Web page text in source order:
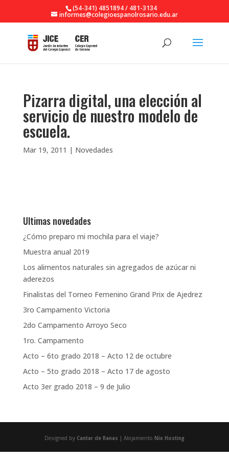
(54-341) 4851894 / 481-3134
informes@colegioespanolrosario.edu.ar
Pizarra digital, una elección al
servicio de nuestro modelo de
escuela.
Mar 19, 2011 | Novedades
Ultimas novedades
¿Cómo preparo mi mochila para el viaje?
Muestra anual 2019
Los alimentos naturales sin agregados de azúcar ni
aderezos
Finalistas del Torneo Femenino Grand Prix de Ajedrez
3ro Campamento Victoria
2do Campamento Arroyo Seco
1ro. Campamento
Acto – 6to grado 2018 – Acto 12 de octubre
Acto – 5to grado 2018 – Acto 17 de agosto
Acto 3er grado 2018 – 9 de Julio
Designed by Cantar de Ranas | Alojamiento Nix Hosting